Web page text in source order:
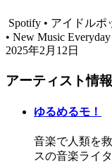
Spotify • アイドルポ
• New Music Everyday
2025年2月12日
アーティスト情報
ゆるめるモ！
音楽で人類を
スの音楽ライ